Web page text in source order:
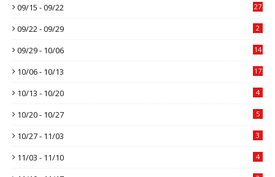
09/15 - 09/22 27
09/22 - 09/29 2
09/29 - 10/06 14
10/06 - 10/13 17
10/13 - 10/20 4
10/20 - 10/27 5
10/27 - 11/03 3
11/03 - 11/10 4